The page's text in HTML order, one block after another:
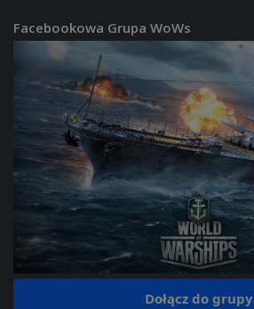
Facebookowa Grupa WoWs
Dołącz do grupy